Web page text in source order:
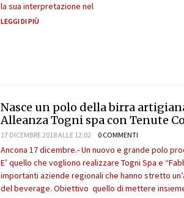
la sua interpretazione nel
LEGGI DI PIÙ
Nasce un polo della birra
Alleanza Togni spa con Tenute
17 DICEMBRE 2018 ALLE 12:02 0 COMMENTI
Ancona 17 dicembre.- Un nuovo e grande polo
E’ quello che vogliono realizzare Togni Spa e
importanti aziende regionali che hanno stretto
del beverage. Obiettivo quello di mettere